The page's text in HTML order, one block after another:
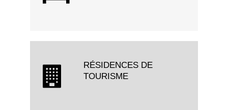
RÉSIDENCES DE
TOURISME